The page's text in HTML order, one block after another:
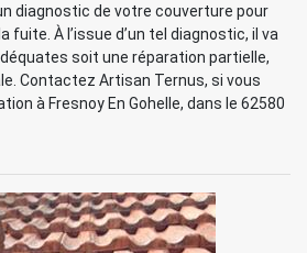
diagnostic de votre couverture pour
fuite. À l’issue d’un tel diagnostic, il va
soit une réparation partielle,
Contactez Artisan Ternus, si vous
à Fresnoy En Gohelle, dans le 62580